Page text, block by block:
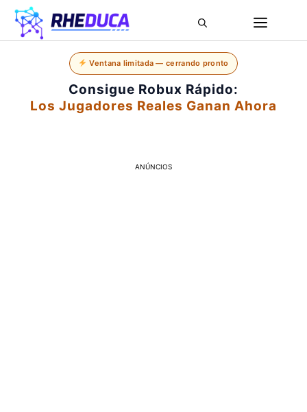
Ventana limitada — cerrando pronto
Consigue Robux Rápido:
Los Jugadores Reales Ganan Ahora
ANÚNCIOS